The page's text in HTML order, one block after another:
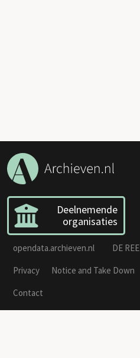
Deelnemende
organisaties
opendata.archieven.nl DE REE
Privacy
Notice and Take Down
Contact